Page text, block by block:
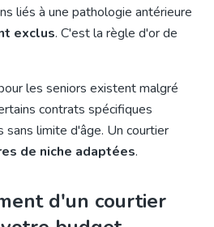
liés à une pathologie antérieure
exclus. C'est la règle d'or de
les seniors existent malgré
contrats spécifiques
limite d'âge. Un courtier
de niche adaptées.
d'un courtier